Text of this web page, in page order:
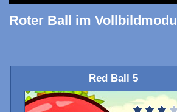
Roter Ball im
Red Ball 5